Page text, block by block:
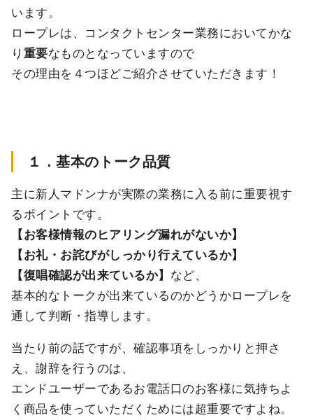
います。
ロープレは、コンタクトセンター業務においてかな
り 重要なものとなっていますので
その理由を４つほどご紹介させていただきます！
１．基本のトーク品質
主に新人マドンナが実際の業務に入る前に重要視す
るポイントです。
【お客様情報のヒアリング漏れがないか】
【お礼・お詫びがしっかり行えているか】
【復唱確認が出来ているか】 など、
基本的なトークが出来ているのかどうかロープレを
通して判断・指導します。
当たり前の話ですが、確認事項をしっかりと押さ
え、謝辞を行うのは、
エンドユーザーであるお電話口のお客様に気持ちよ
く商品を使っていただくためには超重要ですよね。